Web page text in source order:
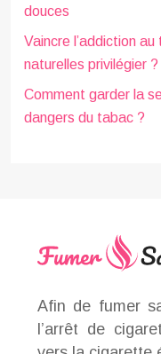
douces
Vaincre l’addiction
naturelles privilégier ?
Comment garder la
dangers du tabac ?
Afin de fumer
l’arrêt de